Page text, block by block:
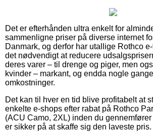
Det er efterhånden ultra enkelt for
sammenligne priser på diverse internet
Danmark, og derfor har utallige Rothco
det nødvendigt at reducere
deres varer – til drenge og piger, men
kvinder – markant, og endda nogle
omkostninger.
Det kan til hver en tid blive profitabelt at
enkelte e-shops efter rabat på Rothco
(ACU Camo, 2XL) inden du
er sikker på at skaffe sig den laveste pris.